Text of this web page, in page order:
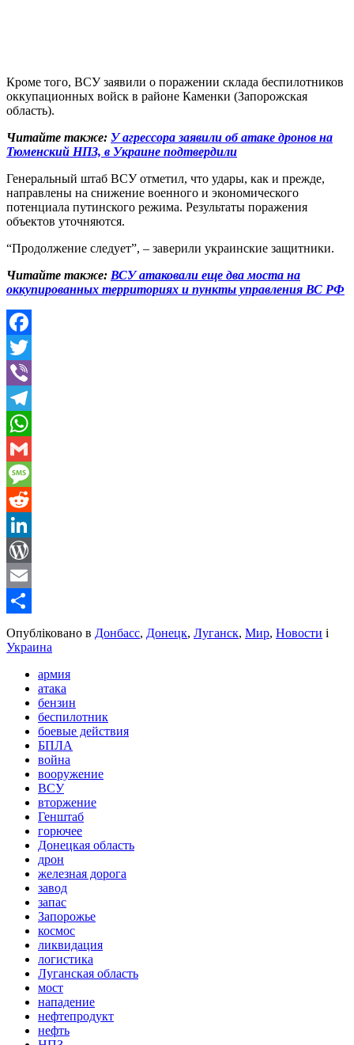
Кроме того, ВСУ заявили о поражении склада беспилотников
оккупационных войск в районе Каменки (Запорожская
область).
Читайте также: У агрессора заявили об атаке дронов на
Тюменский НПЗ, в Украине подтвердили
Генеральный штаб ВСУ отметил, что удары, как и прежде,
направлены на снижение военного и экономического
потенциала путинского режима. Результаты поражения
объектов уточняются.
“Продолжение следует”, – заверили украинские защитники.
Читайте также: ВСУ атаковали еще два моста на
оккупированных территориях и пункты управления ВС РФ
Facebook
Twitter
Viber
Telegram
WhatsApp
Gmail
Message
Reddit
LinkedIn
WordPress
Email
Share
Опубліковано в Донбасс, Донецк, Луганск, Мир, Новости і
Украина
армия
атака
бензин
беспилотник
боевые действия
БПЛА
война
вооружение
ВСУ
вторжение
Генштаб
горючее
Донецкая область
дрон
железная дорога
завод
запас
Запорожье
космос
ликвидация
логистика
Луганская область
мост
нападение
нефтепродукт
нефть